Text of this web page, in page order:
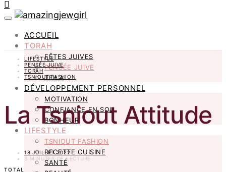
ACCUEIL
TORAH
FÊTES JUIVES
PENSÉE JUIVE
TFILA
DÉVELOPPEMENT PERSONNEL
MOTIVATION
CONFIANCE EN SOI
BONHEUR
LIFESTYLE
TSNIOUT FASHION
RECETTE CUISINE
SANTÉ
LIFESTYLE
PENSÉE JUIVE
TORAH
TSNIOUT FASHION
La Tsniout Attitude
18 JUILLET 2022
3 MINUTES DE LECTURE
TOTAL